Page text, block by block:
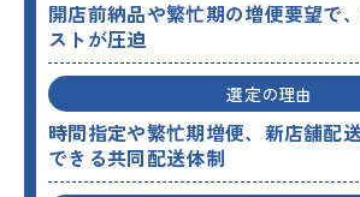
開店前納品や繁忙期の増便要望で
ストが圧迫
選定の理由
時間指定や繁忙期増便、新店舗配
できる共同配送体制